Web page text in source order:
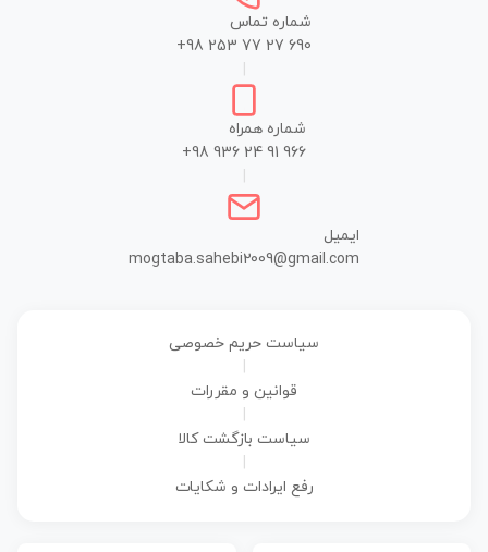
شماره تماس
+98 253 77 27 690
شماره همراه
+98 936 24 91 966
ایمیل
mogtaba.sahebi2009@gmail.com
سیاست حریم خصوصی
قوانین و مقررات
سیاست بازگشت کالا
رفع ایرادات و شکایات